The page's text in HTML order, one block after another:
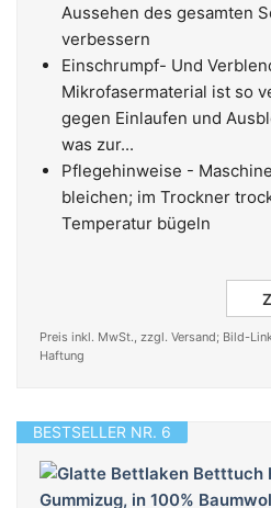
Aussehen des gesamten
verbessern
Einschrumpf- Und
Mikrofasermaterial ist so
gegen Einlaufen und
was zur...
Pflegehinweise -
bleichen; im Trockner
Temperatur bügeln
Preis inkl. MwSt., zzgl. Versand; Bild-
Haftung
BESTSELLER NR. 6